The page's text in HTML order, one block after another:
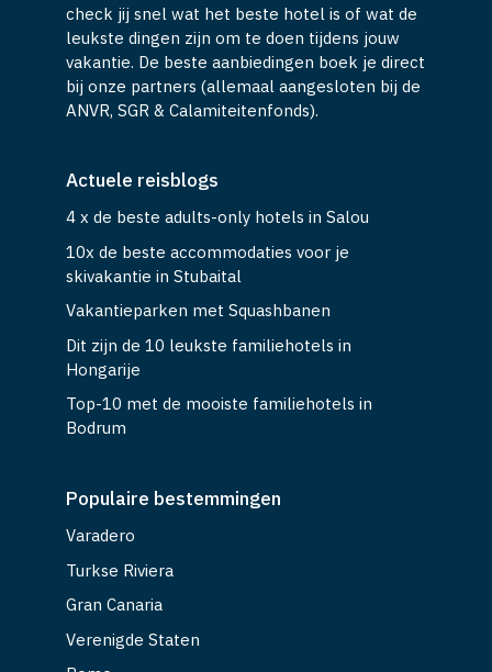
check jij snel wat het beste hotel is of wat de
leukste dingen zijn om te doen tijdens jouw
vakantie. De beste aanbiedingen boek je direct
bij onze partners (allemaal aangesloten bij de
ANVR, SGR & Calamiteitenfonds).
Actuele reisblogs
4 x de beste adults-only hotels in Salou
10x de beste accommodaties voor je
skivakantie in Stubaital
Vakantieparken met Squashbanen
Dit zijn de 10 leukste familiehotels in
Hongarije
Top-10 met de mooiste familiehotels in
Bodrum
Populaire bestemmingen
Varadero
Turkse Riviera
Gran Canaria
Verenigde Staten